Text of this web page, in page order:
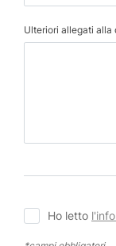
Ulteriori allegati alla
Ho letto